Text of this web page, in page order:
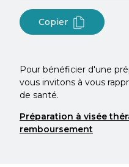
Copier
Pour bénéficier d'une
vous invitons à vous
de santé.
Préparation à visée
remboursement